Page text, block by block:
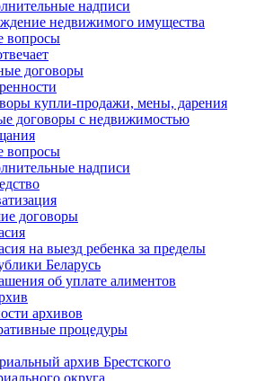
надписи
недвижимого имущества
вопросы
договоры
купли-продажи, мены, дарения
договоры с недвижимостью
вопросы
надписи
договоры
на выезд ребенка за пределы
Беларусь
об уплате алиментов
архивов
процедуры
архив Брестского
округа